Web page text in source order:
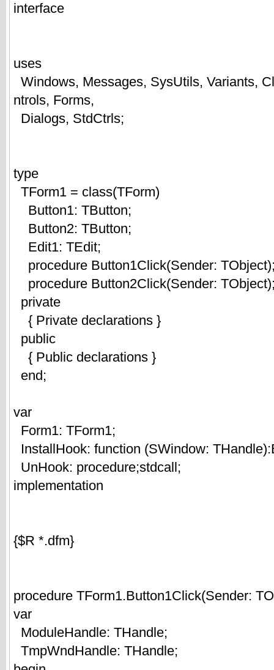
interface
uses
Windows, Messages, SysUtils, Variants,
ntrols, Forms,
Dialogs, StdCtrls;
type
TForm1 = class(TForm)
Button1: TButton;
Button2: TButton;
Edit1: TEdit;
procedure Button1Click(Sender:
procedure Button2Click(Sender:
private
{ Private declarations }
public
{ Public declarations }
end;
var
Form1: TForm1;
InstallHook: function (SWindow:
UnHook: procedure;stdcall;
implementation
{$R *.dfm}
procedure TForm1.Button1Click(Sender:
var
ModuleHandle: THandle;
TmpWndHandle: THandle;